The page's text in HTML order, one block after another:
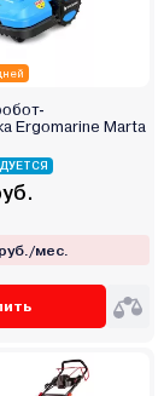
Ergomarine Marta
мес.